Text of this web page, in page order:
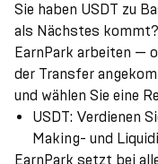
Sie haben USDT zu
als Nächstes
EarnPark arbeiten —
der Transfer
und wählen Sie eine
USDT: Verdienen
Making- und
EarnPark setzt bei